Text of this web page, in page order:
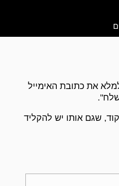
את כתובת האימייל
שגם אותו יש להקליד